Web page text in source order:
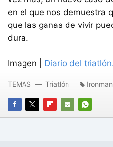
en el que nos demuestra
que las ganas de vivir
dura.
Imagen | Diario del triatlón.
FACEBOOK
TWITTERFLIPBOARD
E-
TEMAS Triatlón Ironman